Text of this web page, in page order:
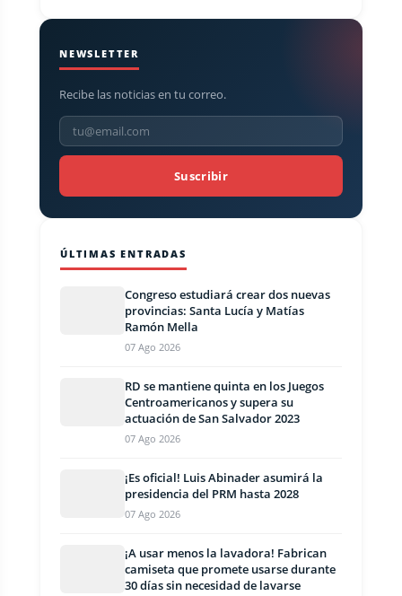
NEWSLETTER
Recibe las noticias en tu correo.
Suscribir
ÚLTIMAS ENTRADAS
Congreso estudiará crear dos nuevas
provincias: Santa Lucía y Matías
Ramón Mella
07 Ago 2026
RD se mantiene quinta en los Juegos
Centroamericanos y supera su
actuación de San Salvador 2023
07 Ago 2026
¡Es oficial! Luis Abinader asumirá la
presidencia del PRM hasta 2028
07 Ago 2026
¡A usar menos la lavadora! Fabrican
camiseta que promete usarse durante
30 días sin necesidad de lavarse